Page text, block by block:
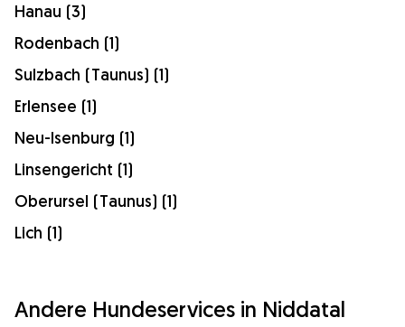
Hanau (3)
Rodenbach (1)
Sulzbach (Taunus) (1)
Erlensee (1)
Neu-Isenburg (1)
Linsengericht (1)
Oberursel (Taunus) (1)
Lich (1)
Andere Hundeservices in Niddatal